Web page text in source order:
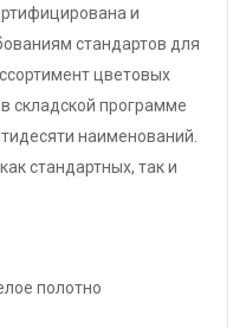
и
стандартов для
цветовых
складской программе
наименований.
стандартных, так и
полотно